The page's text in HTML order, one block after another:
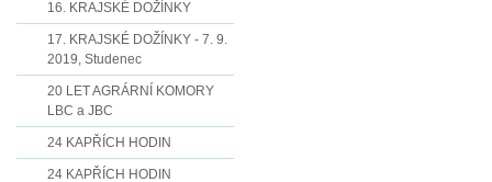
16. KRAJSKÉ DOŽÍNKY
17. KRAJSKÉ DOŽÍNKY - 7. 9.
2019, Studenec
20 LET AGRÁRNÍ KOMORY
LBC a JBC
24 KAPŘÍCH HODIN
24 KAPŘÍCH HODIN